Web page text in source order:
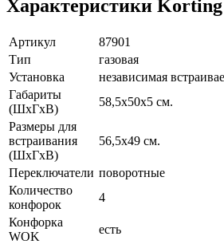
Характеристики
Артикул
87901
Тип
газовая
Установка
независимая
Габариты
(ШхГхВ)
58,5х50х5 см.
Размеры для
встраивания
(ШхГхВ)
56,5х49 см.
Переключатели поворотные
Количество
конфорок
4
Конфорка
WOK
есть